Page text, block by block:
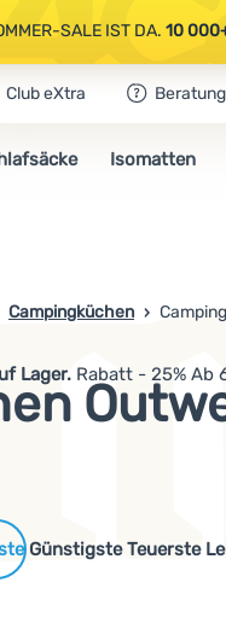
SALE IST DA. 10
CAMPING- &
SALE IST DA.10
Club eXtra Beratung
Isomatten
Campingküchen
Lager. Rabatt - 25% Ab
Günstigste Teuerste
Produkte